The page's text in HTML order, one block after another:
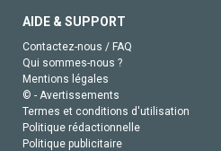
AIDE & SUPPORT
Contactez-nous / FAQ
Qui sommes-nous ?
Mentions légales
© - Avertissements
Termes et conditions d'utilisation
Politique rédactionnelle
Politique publicitaire